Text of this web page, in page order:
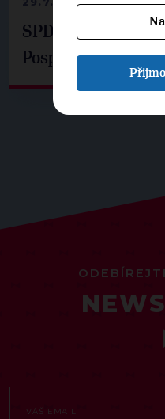
SPD už není ve
Pospíšil: Je tu